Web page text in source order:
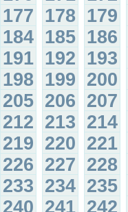
177 178 179
184 185 186
191 192 193
198 199 200
205 206 207
212 213 214
219 220 221
226 227 228
233 234 235
240 241 242